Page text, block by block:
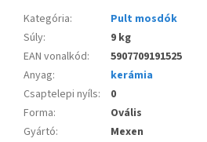
Kategória:
Pult mosdók
Súly:
9 kg
EAN vonalkód:
5907709191525
Anyag:
kerámia
Csaptelepi nyíls:
0
Forma:
Ovális
Gyártó:
Mexen